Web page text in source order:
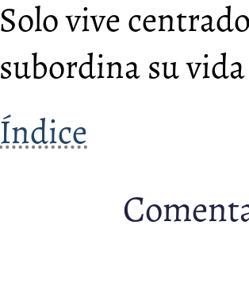
Solo vive
subordina su
Índice